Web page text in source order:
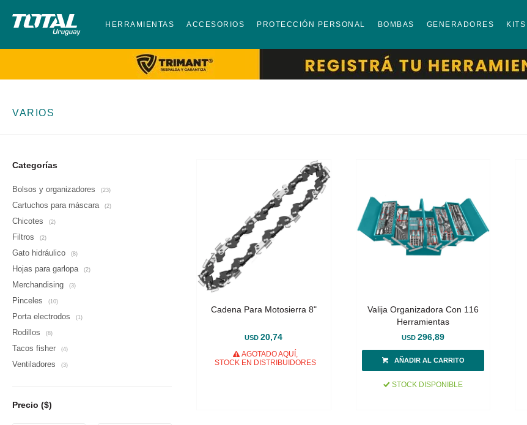
HERRAMIENTAS ACCESORIOS PROTECCIÓN PERSONAL BOMBAS GENERADORES KITS
VARIOS
Cadena Para Motosierra 8"
USD 20,74
AGOTADO AQUÍ,
STOCK EN DISTRIBUIDORES
Valija Organizadora Con 116
Herramientas
USD 296,89
STOCK DISPONIBLE
Categorías
Bolsos y organizadores (23)
Cartuchos para máscara (2)
Chicotes (2)
Filtros (2)
Gato hidráulico (8)
Hojas para garlopa (2)
Merchandising (3)
Pinceles (10)
Porta electrodos (1)
Rodillos (8)
Tacos fisher (4)
Ventiladores (3)
Precio ($)